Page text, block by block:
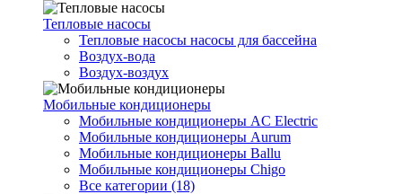
Тепловые насосы
Тепловые насосы насосы для бассейна
Воздух-вода
Воздух-воздух
Мобильные кондиционеры
Мобильные кондиционеры AC Electric
Мобильные кондиционеры Aurum
Мобильные кондиционеры Ballu
Мобильные кондиционеры Chigo
Все категории (18)